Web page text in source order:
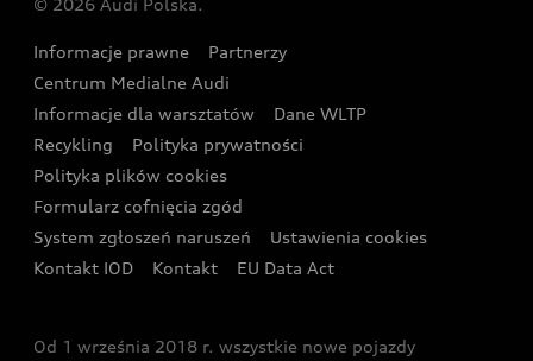
Wyszukaj najbliższego Partnera Audi
Oferta dla przedsiębiorców
Oferta dla klientów prywatnych
Kalkulator rat
Ubezpieczenie
Audi exclusive
Zasięg
Gwarancja
Akcje serwisowe Audi
Katalog online akcesoriów
Audi i Muzeum Sztuki Nowoczesnej w Warszawie
Audi driving experience
Audi quattro Cup
Audi i Puchar Świata w Skokach Narciarskich w
Zakopanem
© 2026 Audi Polska.
Informacje prawne
Partnerzy
Centrum Medialne Audi
Informacje dla warsztatów
Dane WLTP
Recykling
Polityka prywatności
Polityka plików cookies
Formularz cofnięcia zgód
System zgłoszeń naruszeń
Ustawienia cookies
Kontakt IOD
Kontakt EU Data Act
Od 1 września 2018 r. wszystkie nowe pojazdy